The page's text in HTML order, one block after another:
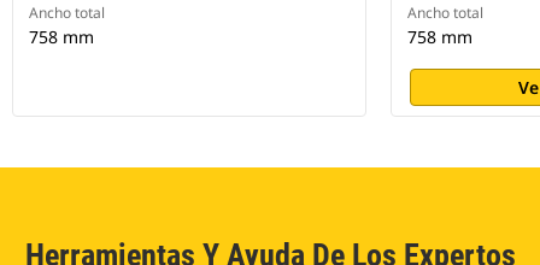
Ancho total
758 mm
Ancho total
758 mm
Herramientas Y Ayuda De Los Expertos